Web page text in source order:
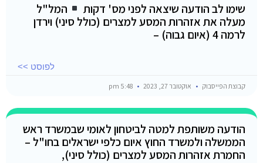
שימו לב הודעה שיצאה לפני מס' דקות
המל"ל
מעלה את אזהרות המסע למצרים (כולל סיני) וירדן
לרמה 4 (איום גבוה) –
לפוסט >>
קבוצת הפייסבוק אוקטובר 27, 2023
הודעה משותפת למטה לביטחון לאומי שבמשרד ראש
הממשלה ולמשרד החוץ איום כלפי ישראלים בחו"ל –
החמרת אזהרות המסע למצרים (כולל סיני),